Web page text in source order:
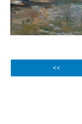
<<